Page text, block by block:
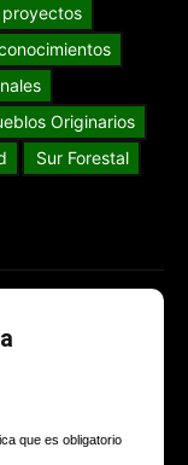
Originarios
Sur Forestal
que es obligatorio